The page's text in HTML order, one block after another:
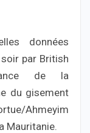
données
par British
de la
du gisement
Ahmeyim
Mauritanie.